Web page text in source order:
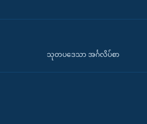
သုတပဒေသာ အင်္ဂလိပ်စာ